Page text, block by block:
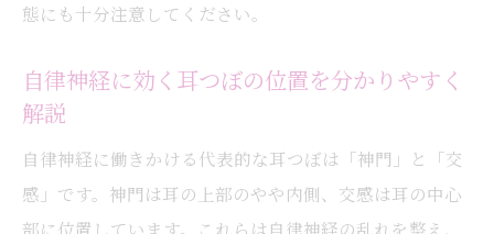
態にも十分注意してください。
自律神経に効く耳つぼの位置を分かりやすく
解説
自律神経に働きかける代表的な耳つぼは「神門」と「交
感」です。神門は耳の上部のやや内側、交感は耳の中心
部に位置しています。これらは自律神経の乱れを整え、